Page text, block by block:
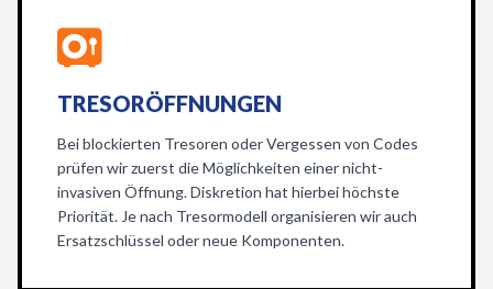
TRESORÖFFNUNGEN
Bei blockierten Tresoren oder Vergessen von Codes
prüfen wir zuerst die Möglichkeiten einer nicht-
invasiven Öffnung. Diskretion hat hierbei höchste
Priorität. Je nach Tresormodell organisieren wir auch
Ersatzschlüssel oder neue Komponenten.